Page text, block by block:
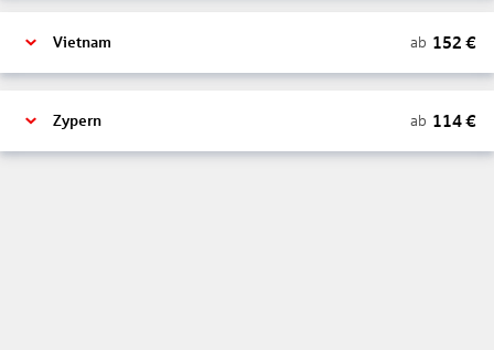
Vietnam ab 152 €
Zypern ab 114€